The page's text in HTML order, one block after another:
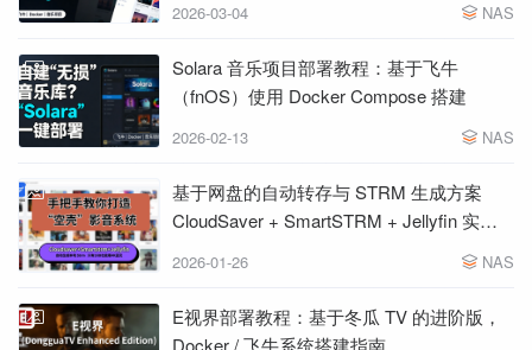
2026-03-04 NAS
Solara 音乐项目部署教程：基于飞牛
（fnOS）使用 Docker Compose 搭建
2026-02-13 NAS
基于网盘的自动转存与 STRM 生成方案
CloudSaver + SmartSTRM + Jellyfin 实现
2026-01-26 NAS
E视界部署教程：基于冬瓜 TV 的进阶版，
Docker / 飞牛系统搭建指南